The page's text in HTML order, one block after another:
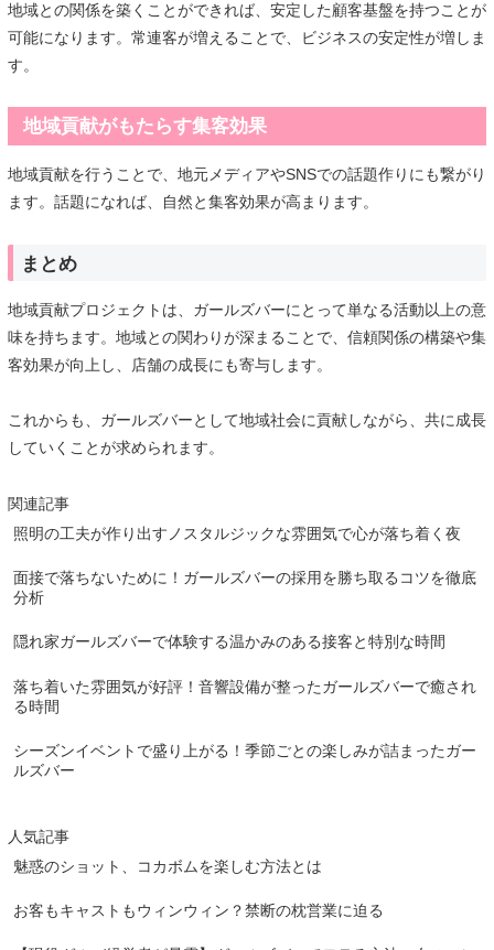
地域との関係を築くことができれば、安定した顧客基盤を持つことが
可能になります。常連客が増えることで、ビジネスの安定性が増しま
す。
地域貢献がもたらす集客効果
地域貢献を行うことで、地元メディアやSNSでの話題作りにも繋がり
ます。話題になれば、自然と集客効果が高まります。
まとめ
地域貢献プロジェクトは、ガールズバーにとって単なる活動以上の意
味を持ちます。地域との関わりが深まることで、信頼関係の構築や集
客効果が向上し、店舗の成長にも寄与します。
これからも、ガールズバーとして地域社会に貢献しながら、共に成長
していくことが求められます。
関連記事
照明の工夫が作り出すノスタルジックな雰囲気で心が落ち着く夜
面接で落ちないために！ガールズバーの採用を勝ち取るコツを徹底
分析
隠れ家ガールズバーで体験する温かみのある接客と特別な時間
落ち着いた雰囲気が好評！音響設備が整ったガールズバーで癒され
る時間
シーズンイベントで盛り上がる！季節ごとの楽しみが詰まったガー
ルズバー
人気記事
魅惑のショット、コカボムを楽しむ方法とは
お客もキャストもウィンウィン？禁断の枕営業に迫る